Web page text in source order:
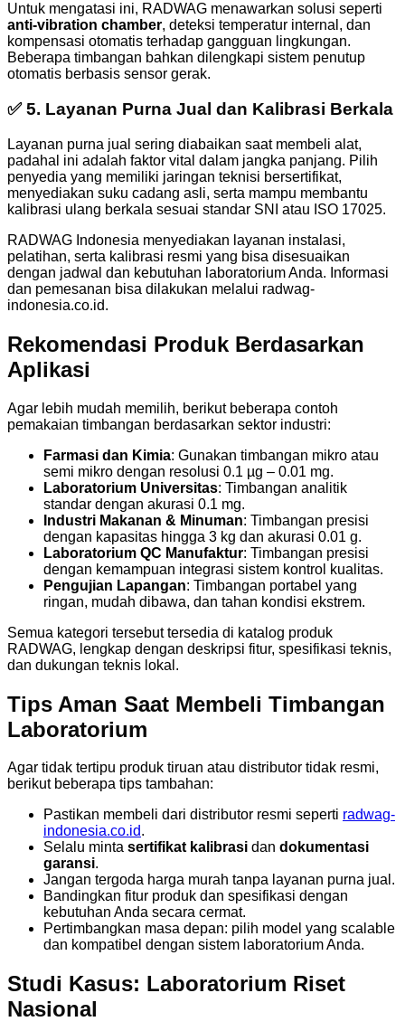
Untuk mengatasi ini, RADWAG menawarkan solusi seperti
anti-vibration chamber, deteksi temperatur internal, dan
kompensasi otomatis terhadap gangguan lingkungan.
Beberapa timbangan bahkan dilengkapi sistem penutup
otomatis berbasis sensor gerak.
✅ 5. Layanan Purna Jual dan Kalibrasi Berkala
Layanan purna jual sering diabaikan saat membeli alat,
padahal ini adalah faktor vital dalam jangka panjang. Pilih
penyedia yang memiliki jaringan teknisi bersertifikat,
menyediakan suku cadang asli, serta mampu membantu
kalibrasi ulang berkala sesuai standar SNI atau ISO 17025.
RADWAG Indonesia menyediakan layanan instalasi,
pelatihan, serta kalibrasi resmi yang bisa disesuaikan
dengan jadwal dan kebutuhan laboratorium Anda. Informasi
dan pemesanan bisa dilakukan melalui radwag-
indonesia.co.id.
Rekomendasi Produk Berdasarkan
Aplikasi
Agar lebih mudah memilih, berikut beberapa contoh
pemakaian timbangan berdasarkan sektor industri:
Farmasi dan Kimia: Gunakan timbangan mikro atau
semi mikro dengan resolusi 0.1 µg – 0.01 mg.
Laboratorium Universitas: Timbangan analitik
standar dengan akurasi 0.1 mg.
Industri Makanan & Minuman: Timbangan presisi
dengan kapasitas hingga 3 kg dan akurasi 0.01 g.
Laboratorium QC Manufaktur: Timbangan presisi
dengan kemampuan integrasi sistem kontrol kualitas.
Pengujian Lapangan: Timbangan portabel yang
ringan, mudah dibawa, dan tahan kondisi ekstrem.
Semua kategori tersebut tersedia di katalog produk
RADWAG, lengkap dengan deskripsi fitur, spesifikasi teknis,
dan dukungan teknis lokal.
Tips Aman Saat Membeli Timbangan
Laboratorium
Agar tidak tertipu produk tiruan atau distributor tidak resmi,
berikut beberapa tips tambahan:
Pastikan membeli dari distributor resmi seperti radwag-
indonesia.co.id.
Selalu minta sertifikat kalibrasi dan dokumentasi
garansi.
Jangan tergoda harga murah tanpa layanan purna jual.
Bandingkan fitur produk dan spesifikasi dengan
kebutuhan Anda secara cermat.
Pertimbangkan masa depan: pilih model yang scalable
dan kompatibel dengan sistem laboratorium Anda.
Studi Kasus: Laboratorium Riset
Nasional